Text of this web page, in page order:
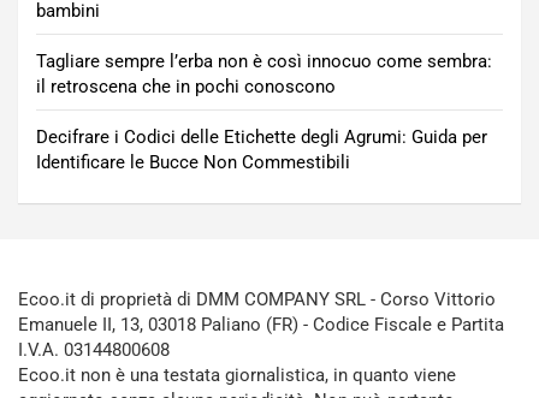
bambini
Tagliare sempre l’erba non è così innocuo come sembra:
il retroscena che in pochi conoscono
Decifrare i Codici delle Etichette degli Agrumi: Guida per
Identificare le Bucce Non Commestibili
Ecoo.it di proprietà di DMM COMPANY SRL - Corso Vittorio
Emanuele II, 13, 03018 Paliano (FR) - Codice Fiscale e Partita
I.V.A. 03144800608
Ecoo.it non è una testata giornalistica, in quanto viene